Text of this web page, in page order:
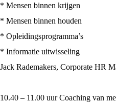
* Mensen binnen krijgen
* Mensen binnen houden
* Opleidingsprogramma’s
* Informatie uitwisseling
Jack Rademakers, Corporate HR
10.40 – 11.00 uur Coaching van